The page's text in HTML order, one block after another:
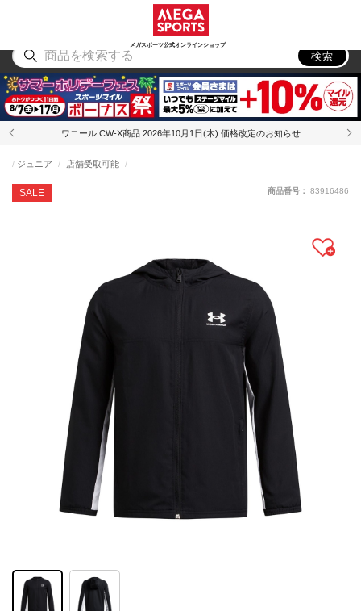
メガスポーツ公式オンラインショップ
アウトドア
検索
ワコール CW-X商品 2026年10月1日(木) 価格改定のお知らせ
SALE
ジュニア 店舗受取可能
商品番号： 83916486